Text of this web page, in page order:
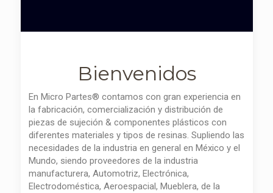
Bienvenidos
En Micro Partes® contamos con gran experiencia en
la fabricación, comercialización y distribución de
piezas de sujeción & componentes plásticos con
diferentes materiales y tipos de resinas. Supliendo las
necesidades de la industria en general en México y el
Mundo, siendo proveedores de la industria
manufacturera, Automotriz, Electrónica,
Electrodoméstica, Aeroespacial, Mueblera, de la